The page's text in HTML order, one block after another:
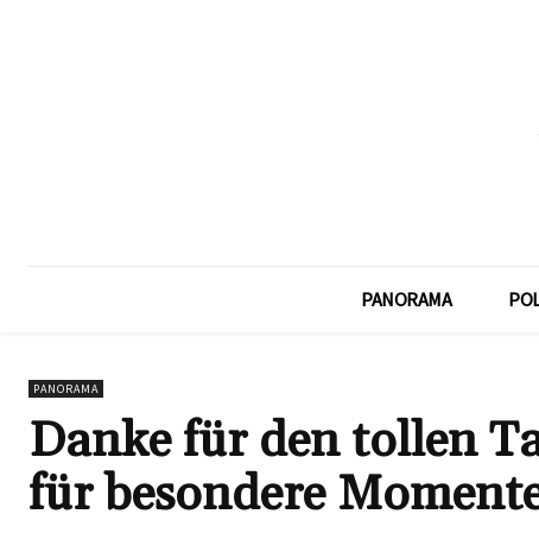
PANORAMA
PANORAMA
Danke für den tollen
für besondere